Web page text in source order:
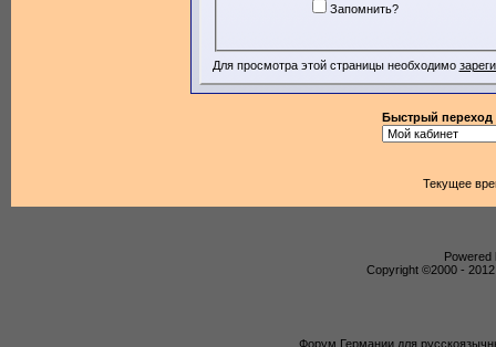
Запомнить?
Для просмотра этой страницы необходимо
Быстрый переход
Текущее
Powered
Copyright ©2000 -
Форум Германии для